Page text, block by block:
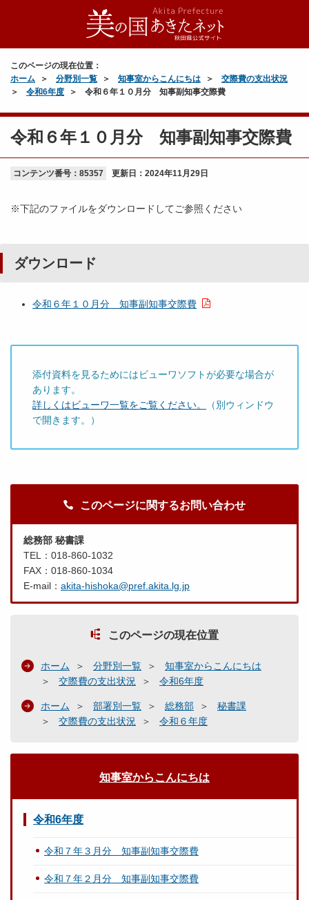
このページの現在位置：
ホーム
分野別一覧 知事室からこんにちは
交際費の支出状況
令和6年度
令和６年１０月分 知事副知事交際費
令和６年１０月分 知事副知事交際費
コンテンツ番号：85357 更新日： 2024年11月29日
※下記のファイルをダウンロードしてご参照ください
ダウンロード
令和６年１０月分 知事副知事交際費
添付資料を見るためにはビューワソフトが必要な場合が
あります。
詳しくはビューワ一覧をご覧ください。
（別ウィンドウ
で開きます。）
このページに関するお問い合わせ
総務部 秘書課
TEL：018-860-1032
FAX：018-860-1034
E-mail： akita-hishoka@pref.akita.lg.jp
このページの現在位置
ホーム 分野別一覧
知事室からこんにちは
交際費の支出状況
令和6年度
ホーム 部署別一覧 総務部
秘書課
交際費の支出状況
令和６年度
知事室からこんにちは
令和6年度
令和７年３月分 知事副知事交際費
令和７年２月分 知事副知事交際費